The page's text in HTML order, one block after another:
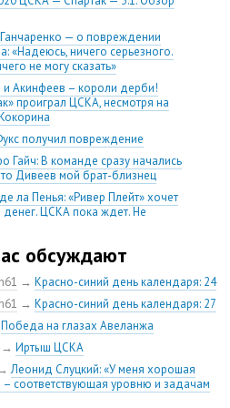
— о повреждении
«Надеюсь, ничего серьезного.
не могу сказать»
Акинфеев – короли дерби!
проиграл ЦСКА, несмотря на
получил повреждение
Гайч: В команде сразу начались
Дивеев мой брат-близнец
ла Пенья: «Ривер Плейт» хочет
ЦСКА пока ждет. Не
Химки — ЦСКА — 0:2. Обзор
сезона в РПЛ —
победа ЦСКА. Гончаренко
11 россиян в старте
— о Гайче: «Если покупаем за
деньги, значит, рассчитываем как
форварда»
«Влашича сложно заменить,
и Дзагоеву сегодня это
обсуждают
→ Красно-синий день календаря: 24
→ Красно-синий день календаря: 27
Победа на глазах Авеланжа
→ Иртыш ЦСКА
Леонид Слуцкий: «У меня хорошая
соответствующая уровню и задачам